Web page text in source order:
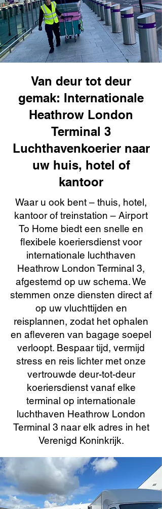
Van deur tot deur
gemak: Internationale
Heathrow London
Terminal 3
Luchthavenkoerier naar
uw huis, hotel of
kantoor
Waar u ook bent – thuis, hotel,
kantoor of treinstation – Airport
To Home biedt een snelle en
flexibele koeriersdienst voor
internationale luchthaven
Heathrow London Terminal 3,
afgestemd op uw schema. We
stemmen onze diensten direct af
op uw vluchttijden en
reisplannen, zodat het ophalen
en afleveren van bagage soepel
verloopt. Bespaar tijd, vermijd
stress en reis lichter met onze
vertrouwde deur-tot-deur
koeriersdienst vanaf elke
terminal op internationale
luchthaven Heathrow London
Terminal 3 naar elk adres in het
Verenigd Koninkrijk.